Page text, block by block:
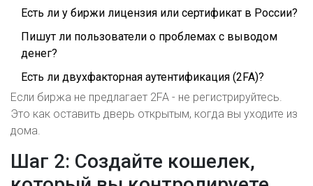
Есть ли у биржи лицензия или сертификат в России?
Пишут ли пользователи о проблемах с выводом
денег?
Есть ли двухфакторная аутентификация (2FA)?
Если биржа не предлагает 2FA - не регистрируйтесь.
Это как оставить дверь открытым, когда вы уходите из
дома.
Шаг 2: Создайте кошелек,